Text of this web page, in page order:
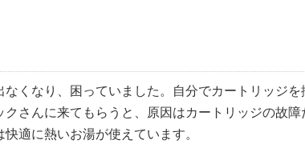
なくなり、困っていました。自分でカートリッジ
クさんに来てもらうと、原因はカートリッジの故
適に熱いお湯が使えています。